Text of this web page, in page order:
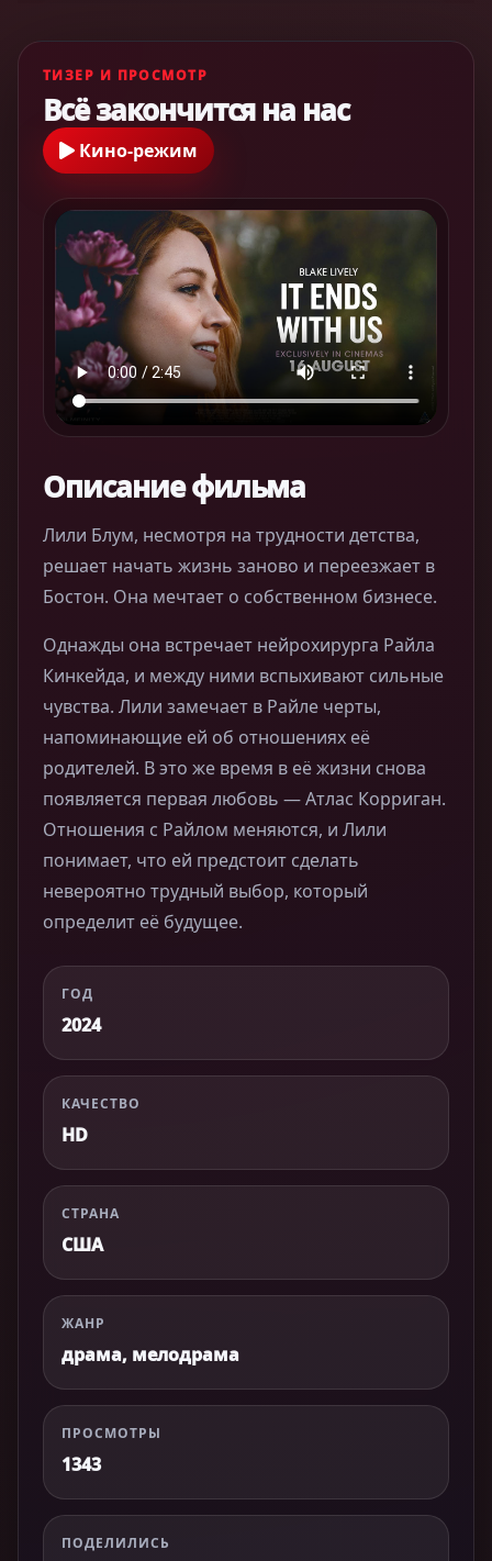
ТИЗЕР И ПРОСМОТР
Всё закончится на нас
Кино-режим
Описание фильма
Лили Блум, несмотря на трудности детства,
решает начать жизнь заново и переезжает в
Бостон. Она мечтает о собственном бизнесе.
Однажды она встречает нейрохирурга Райла
Кинкейда, и между ними вспыхивают сильные
чувства. Лили замечает в Райле черты,
напоминающие ей об отношениях её
родителей. В это же время в её жизни снова
появляется первая любовь — Атлас Корриган.
Отношения с Райлом меняются, и Лили
понимает, что ей предстоит сделать
невероятно трудный выбор, который
определит её будущее.
ГОД
2024
КАЧЕСТВО
HD
СТРАНА
США
ЖАНР
драма, мелодрама
ПРОСМОТРЫ
1343
ПОДЕЛИЛИСЬ